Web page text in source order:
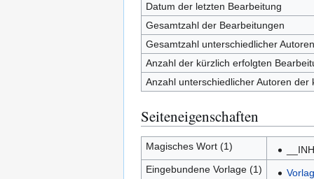
Datum der letzten Bearbeitung
Gesamtzahl der Bearbeitungen
Gesamtzahl unterschiedlicher Autoren
Anzahl der kürzlich erfolgten
Anzahl unterschiedlicher Autoren
Seiteneigenschaften
Magisches Wort (1)
Eingebundene Vorlage (1)